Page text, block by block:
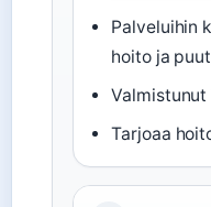
Palveluihin
hoito ja
Valmistunut
Tarjoaa